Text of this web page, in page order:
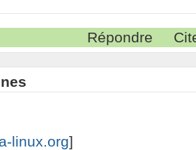
Répondre
linux.org]